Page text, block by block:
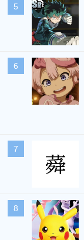
5
6
7
8